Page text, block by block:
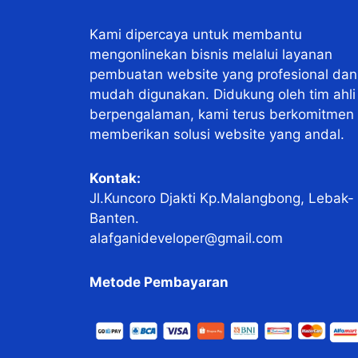
Kami dipercaya untuk membantu
mengonlinekan bisnis melalui layanan
pembuatan website yang profesional dan
mudah digunakan. Didukung oleh tim ahli
berpengalaman, kami terus berkomitmen
memberikan solusi website yang andal.
Kontak:
Jl.Kuncoro Djakti Kp.Malangbong, Lebak-
Banten.
alafganideveloper@gmail.com
Metode Pembayaran